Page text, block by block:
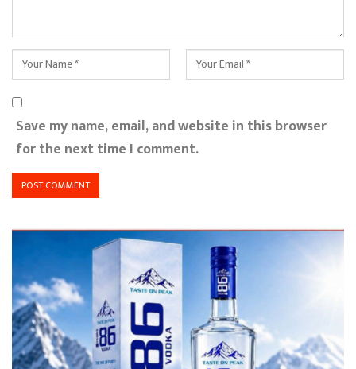
Save my name, email, and website in this browser
for the next time I comment.